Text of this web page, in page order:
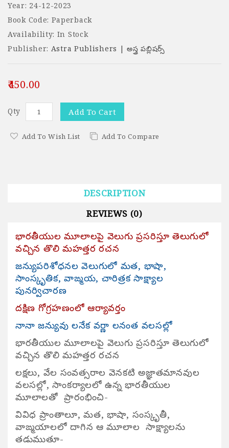
Year: 24-12-2023
Book Code: Paperback
Availability: In Stock
Publisher: Astra Publishers | అస్త్ర పబ్లిషర్స్
₹450.00
Qty Add To Cart
Add To Wish List Add To Compare
DESCRIPTION
REVIEWS (0)
భారతీయుల మూలాలపై వెలుగు ప్రసరిస్తూ తెలుగులో
వచ్చిన తొలి మహత్తర రచన
జన్యుపరిశోధనల వెలుగులో మత, భాషా,
సాంస్కృతిక, వాఙ్మయ, చారిత్రక సాక్ష్యాల
పునర్విచారణ
దక్షిణ గోగ్రహణంలో ఆర్యావర్తం
నానా జన్యువు లనేక వర్ణా లనంత వలసల్లో
భారతీయుల మూలాలపై వెలుగు ప్రసరిస్తూ తెలుగులో
వచ్చిన తొలి మహత్తర రచన
లక్షలు, వేల సంవత్సరాల వెనకటి అజ్ఞాతమానవుల
వలసల్లో, సాంకర్యాలలో ఉన్న భారతీయుల
మూలాలతో ప్రారంభించి-
వివిధ ప్రాంతాలూ, మత, భాషా, సంస్కృతీ,
వాఙ్మయాలలో దాగిన ఆ మూలాల సాక్ష్యాలను
తడుముతూ-